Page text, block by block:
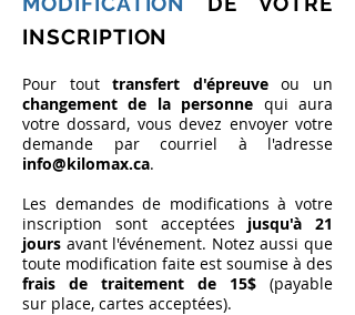
INSCRIPTION
Pour touttransfert d'épreuveou un
changement de la personne qui aura
votre dossard, vous devez envoyer votre
demande par courriel à l'adresse
info@kilomax.ca.
Les demandes de modifications à votre
inscription sont acceptées jusqu'à 21
jours avant l'événement. Notez aussi que
toute modification faite est soumise à des
frais de traitement de 15$ (payable
sur place, cartes acceptées).